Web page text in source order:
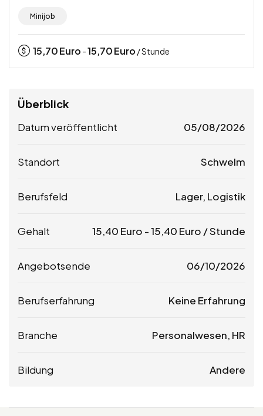
Minijob
15,70Euro -15,70Euro / Stunde
Überblick
Datum veröffentlicht 05/08/2026
Standort Schwelm
Berufsfeld Lager, Logistik
Gehalt 15,40 Euro -15,40 Euro / Stunde
Angebotsende 06/10/2026
Berufserfahrung Keine Erfahrung
Branche Personalwesen, HR
Bildung Andere